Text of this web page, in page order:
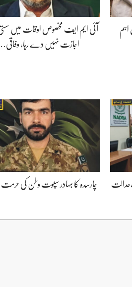
اہم
آئی ایم ایف مخصوص اوقات میں سستی
اجازت نہیں دے رہا، وفاقی…
چارسدہ کا بہادر سپوت وطن کی حرمت